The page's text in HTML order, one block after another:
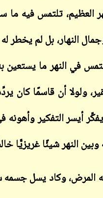
العظيم، تلتمس فيه ما
النهار، بل لم يخطر
في النهر ما يستعين
ولولا أن قاسمًا كان
أيسر التفكير
النهر شيئًا غريزيًّا
المرض، وكاد يسل